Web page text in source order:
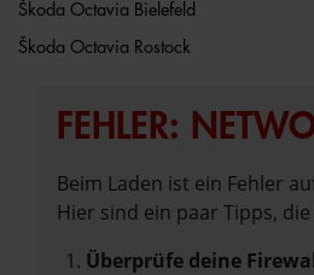
Škoda Octavia Bielefeld
Škoda Octavia Rostock
FEHLER:
Beim Laden ist ein Fehler
Hier sind ein paar Tipps,
Überprüfe deine